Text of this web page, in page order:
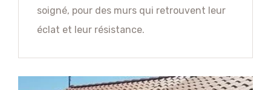
soigné, pour des murs qui retrouvent leur
éclat et leur résistance.